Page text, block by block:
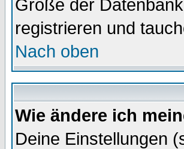
Größe der
registrieren und
Nach oben
Wie ändere ich
Deine Einstellungen